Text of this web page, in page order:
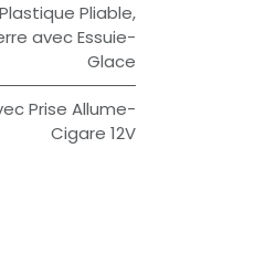
Pliable,
avec Essuie-
Glace
Prise Allume-
Cigare 12V